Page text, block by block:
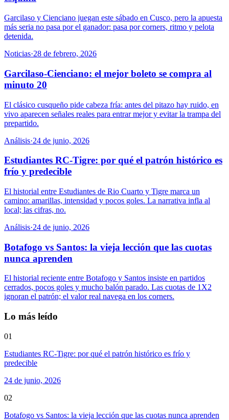
Garcilaso y Cienciano juegan este sábado en Cusco, pero la apuesta
más seria no pasa por el ganador: pasa por corners, ritmo y pelota
detenida.
Noticias·28 de febrero, 2026
Garcilaso-Cienciano: el mejor boleto se compra al
minuto 20
El clásico cusqueño pide cabeza fría: antes del pitazo hay ruido, en
vivo aparecen señales reales para entrar mejor y evitar la trampa del
prepartido.
Análisis·24 de junio, 2026
Estudiantes RC-Tigre: por qué el patrón histórico es
frío y predecible
El historial entre Estudiantes de Rio Cuarto y Tigre marca un
camino: amarillas, intensidad y pocos goles. La narrativa infla al
local; las cifras, no.
Análisis·24 de junio, 2026
Botafogo vs Santos: la vieja lección que las cuotas
nunca aprenden
El historial reciente entre Botafogo y Santos insiste en partidos
cerrados, pocos goles y mucho balón parado. Las cuotas de 1X2
ignoran el patrón; el valor real navega en los corners.
Lo más leído
01
Estudiantes RC-Tigre: por qué el patrón histórico es frío y
predecible
24 de junio, 2026
02
Botafogo vs Santos: la vieja lección que las cuotas nunca aprenden